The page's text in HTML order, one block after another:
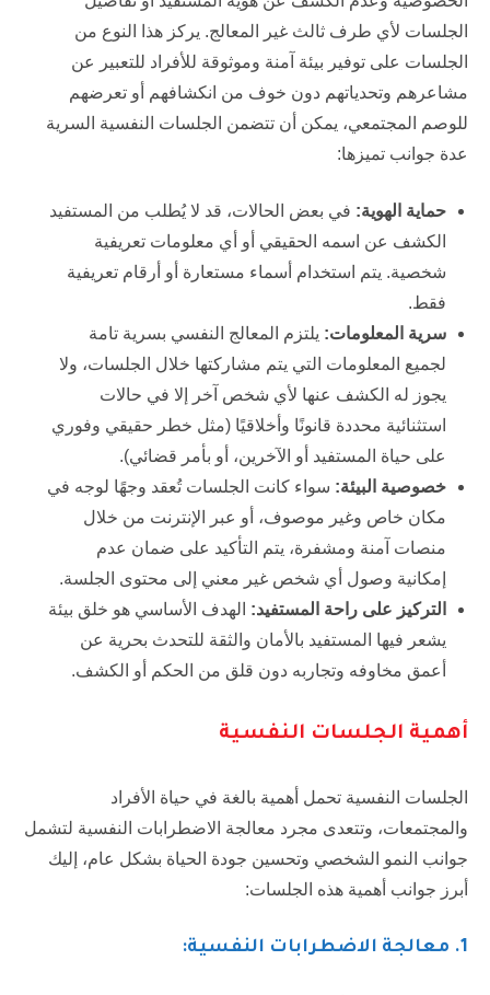
الجلسات لأي طرف ثالث غير المعالج. يركز هذا النوع من
الجلسات على توفير بيئة آمنة وموثوقة للأفراد للتعبير عن
مشاعرهم وتحدياتهم دون خوف من انكشافهم أو تعرضهم
للوصم المجتمعي، يمكن أن تتضمن الجلسات النفسية السرية
عدة جوانب تميزها:
حماية الهوية: في بعض الحالات، قد لا يُطلب من المستفيد
الكشف عن اسمه الحقيقي أو أي معلومات تعريفية
شخصية. يتم استخدام أسماء مستعارة أو أرقام تعريفية
فقط.
سرية المعلومات: يلتزم المعالج النفسي بسرية تامة
لجميع المعلومات التي يتم مشاركتها خلال الجلسات، ولا
يجوز له الكشف عنها لأي شخص آخر إلا في حالات
استثنائية محددة قانونًا وأخلاقيًا (مثل خطر حقيقي وفوري
على حياة المستفيد أو الآخرين، أو بأمر قضائي).
خصوصية البيئة: سواء كانت الجلسات تُعقد وجهًا لوجه في
مكان خاص وغير موصوف، أو عبر الإنترنت من خلال
منصات آمنة ومشفرة، يتم التأكيد على ضمان عدم
إمكانية وصول أي شخص غير معني إلى محتوى الجلسة.
التركيز على راحة المستفيد: الهدف الأساسي هو خلق بيئة
يشعر فيها المستفيد بالأمان والثقة للتحدث بحرية عن
أعمق مخاوفه وتجاربه دون قلق من الحكم أو الكشف.
أهمية الجلسات النفسية
الجلسات النفسية تحمل أهمية بالغة في حياة الأفراد
والمجتمعات، وتتعدى مجرد معالجة الاضطرابات النفسية لتشمل
جوانب النمو الشخصي وتحسين جودة الحياة بشكل عام، إليك
أبرز جوانب أهمية هذه الجلسات:
1. معالجة الاضطرابات النفسية: